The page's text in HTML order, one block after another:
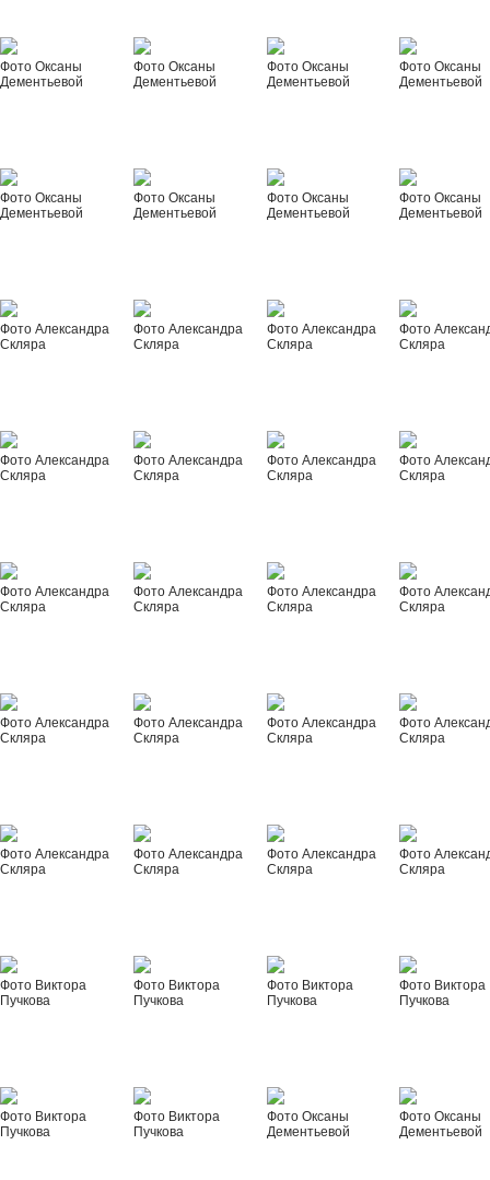
Фото Оксаны
Дементьевой
Фото Оксаны
Дементьевой
Фото Оксаны
Дементьевой
Фото Оксаны
Дементьевой
Фото Оксаны
Дементьевой
Фото Оксаны
Дементьевой
Фото Оксаны
Дементьевой
Фото Оксаны
Дементьевой
Фото Александра
Скляра
Фото Александра
Скляра
Фото Александра
Скляра
Фото
Скляра
Фото Александра
Скляра
Фото Александра
Скляра
Фото Александра
Скляра
Фото
Скляра
Фото Александра
Скляра
Фото Александра
Скляра
Фото Александра
Скляра
Фото
Скляра
Фото Александра
Скляра
Фото Александра
Скляра
Фото Александра
Скляра
Фото
Скляра
Фото Александра
Скляра
Фото Александра
Скляра
Фото Александра
Скляра
Фото
Скляра
Фото Виктора
Пучкова
Фото Виктора
Пучкова
Фото Виктора
Пучкова
Фото Виктора
Пучкова
Фото Виктора
Пучкова
Фото Виктора
Пучкова
Фото Оксаны
Дементьевой
Фото Оксаны
Дементьевой